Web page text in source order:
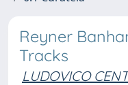
Reyner
Tracks
LUDOVICO